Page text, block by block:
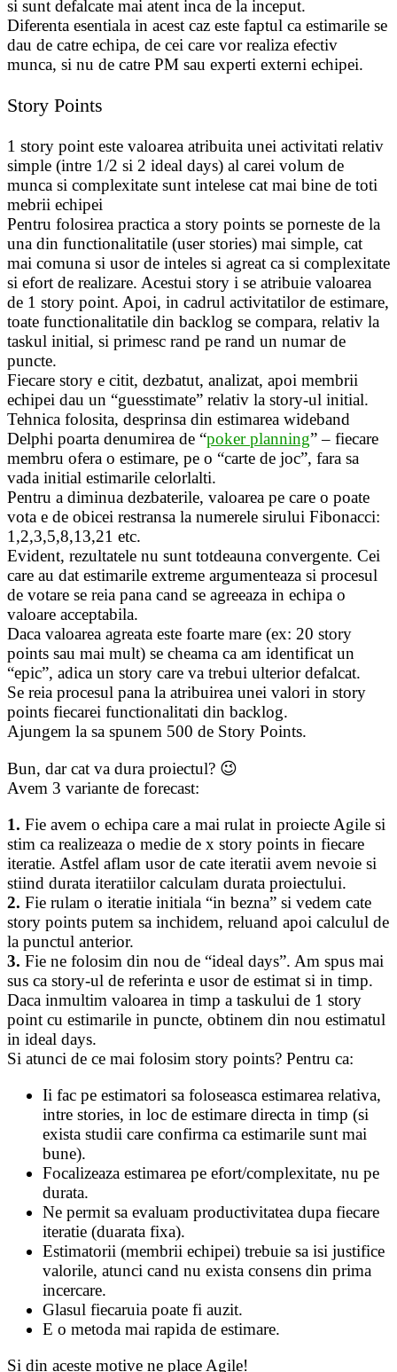
si sunt defalcate mai atent inca de la inceput.
Diferenta esentiala in acest caz este faptul ca estimarile se
dau de catre echipa, de cei care vor realiza efectiv
munca, si nu de catre PM sau experti externi echipei.
Story Points
1 story point este valoarea atribuita unei activitati relativ
simple (intre 1/2 si 2 ideal days) al carei volum de
munca si complexitate sunt intelese cat mai bine de toti
mebrii echipei
Pentru folosirea practica a story points se porneste de la
una din functionalitatile (user stories) mai simple, cat
mai comuna si usor de inteles si agreat ca si complexitate
si efort de realizare. Acestui story i se atribuie valoarea
de 1 story point. Apoi, in cadrul activitatilor de estimare,
toate functionalitatile din backlog se compara, relativ la
taskul initial, si primesc rand pe rand un numar de
puncte.
Fiecare story e citit, dezbatut, analizat, apoi membrii
echipei dau un “guesstimate” relativ la story-ul initial.
Tehnica folosita, desprinsa din estimarea wideband
Delphi poarta denumirea de “poker planning” – fiecare
membru ofera o estimare, pe o “carte de joc”, fara sa
vada initial estimarile celorlalti.
Pentru a diminua dezbaterile, valoarea pe care o poate
vota e de obicei restransa la numerele sirului Fibonacci:
1,2,3,5,8,13,21 etc.
Evident, rezultatele nu sunt totdeauna convergente. Cei
care au dat estimarile extreme argumenteaza si procesul
de votare se reia pana cand se agreeaza in echipa o
valoare acceptabila.
Daca valoarea agreata este foarte mare (ex: 20 story
points sau mai mult) se cheama ca am identificat un
“epic”, adica un story care va trebui ulterior defalcat.
Se reia procesul pana la atribuirea unei valori in story
points fiecarei functionalitati din backlog.
Ajungem la sa spunem 500 de Story Points.
Bun, dar cat va dura proiectul? 😉
Avem 3 variante de forecast:
1. Fie avem o echipa care a mai rulat in proiecte Agile si
stim ca realizeaza o medie de x story points in fiecare
iteratie. Astfel aflam usor de cate iteratii avem nevoie si
stiind durata iteratiilor calculam durata proiectului.
2. Fie rulam o iteratie initiala “in bezna” si vedem cate
story points putem sa inchidem, reluand apoi calculul de
la punctul anterior.
3. Fie ne folosim din nou de “ideal days”. Am spus mai
sus ca story-ul de referinta e usor de estimat si in timp.
Daca inmultim valoarea in timp a taskului de 1 story
point cu estimarile in puncte, obtinem din nou estimatul
in ideal days.
Si atunci de ce mai folosim story points? Pentru ca:
Ii fac pe estimatori sa foloseasca estimarea relativa,
intre stories, in loc de estimare directa in timp (si
exista studii care confirma ca estimarile sunt mai
bune).
Focalizeaza estimarea pe efort/complexitate, nu pe
durata.
Ne permit sa evaluam productivitatea dupa fiecare
iteratie (duarata fixa).
Estimatorii (membrii echipei) trebuie sa isi justifice
valorile, atunci cand nu exista consens din prima
incercare.
Glasul fiecaruia poate fi auzit.
E o metoda mai rapida de estimare.
Si din aceste motive ne place Agile!